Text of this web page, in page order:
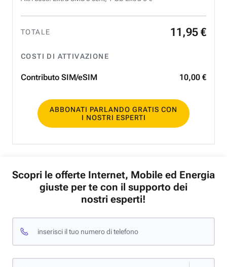
TOTALE 11 ,95 €
COSTI DI ATTIVAZIONE
Contributo SIM/eSIM 10,00 €
ABBONATI PARLANDO GRATIS CON
I NOSTRI ESPERTI
Scopri le offerte Internet, Mobile ed Energia
giuste per te con il supporto dei
nostri esperti!
inserisci il tuo numero di telefono